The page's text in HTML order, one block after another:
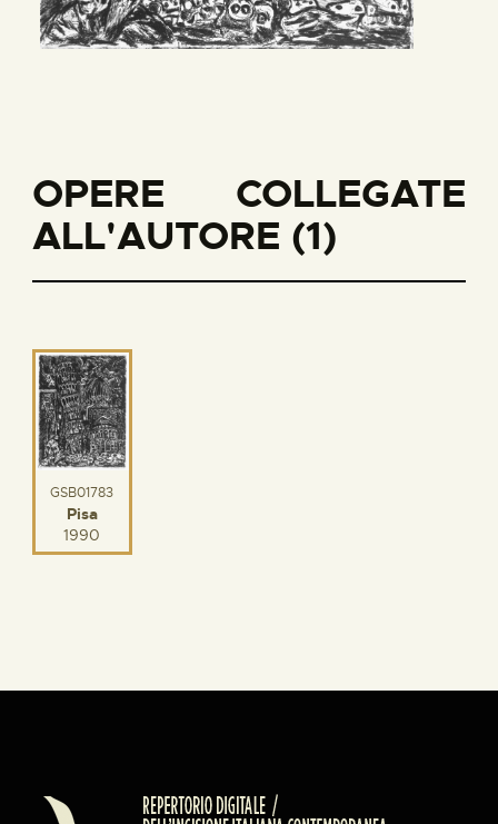
OPERE COLLEGATE
ALL'AUTORE (1)
GSB01783
Pisa
1990